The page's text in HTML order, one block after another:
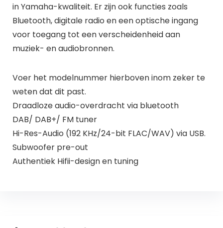
in Yamaha-kwaliteit. Er zijn ook functies zoals
Bluetooth, digitale radio en een optische ingang
voor toegang tot een verscheidenheid aan
muziek- en audiobronnen.
Voer het modelnummer hierboven inom zeker te
weten dat dit past.
Draadloze audio-overdracht via bluetooth
DAB/ DAB+/ FM tuner
Hi-Res-Audio (192 KHz/24-bit FLAC/WAV) via USB.
Subwoofer pre-out
Authentiek Hifii-design en tuning